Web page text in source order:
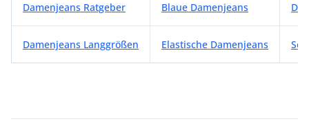
Damenjeans Ratgeber Blaue Damenjeans
Damenjeans Langgrößen Elastische Damenjeans